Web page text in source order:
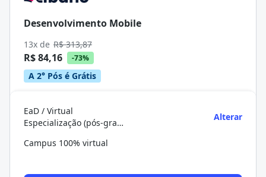
Desenvolvimento Mobile
13x de R$ 313,87
R$ 84,16 -73%
A 2° Pós é Grátis
EaD / Virtual
Especialização (pós-graduação)
Alterar
Campus 100% virtual